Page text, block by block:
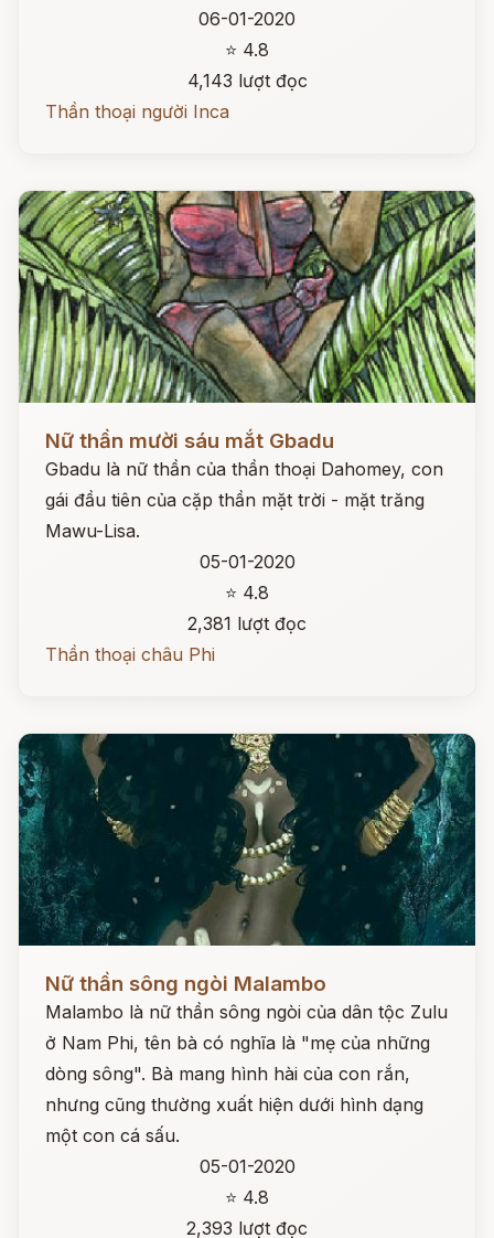
06-01-2020
⭐ 4.8
4,143 lượt đọc
Thần thoại người Inca
Nữ thần mười sáu mắt Gbadu
Gbadu là nữ thần của thần thoại Dahomey, con
gái đầu tiên của cặp thần mặt trời - mặt trăng
Mawu-Lisa.
05-01-2020
⭐ 4.8
2,381 lượt đọc
Thần thoại châu Phi
Nữ thần sông ngòi Malambo
Malambo là nữ thần sông ngòi của dân tộc Zulu
ở Nam Phi, tên bà có nghĩa là "mẹ của những
dòng sông". Bà mang hình hài của con rắn,
nhưng cũng thường xuất hiện dưới hình dạng
một con cá sấu.
05-01-2020
⭐ 4.8
2,393 lượt đọc